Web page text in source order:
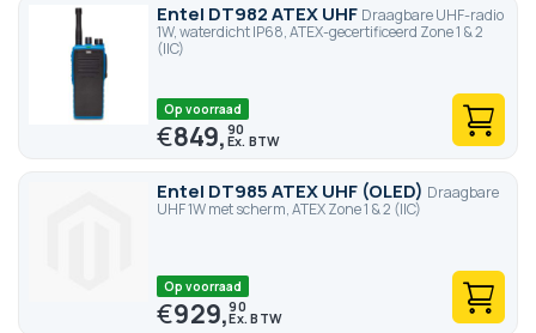
Entel DT982 ATEX UHF Draagbare UHF-radio
1W, waterdicht IP68, ATEX-gecertificeerd Zone 1 & 2
(IIC)
Op voorraad
€849,90
Entel DT985 ATEX UHF (OLED) Draagbare
UHF 1W met scherm, ATEX Zone 1 & 2 (IIC)
Op voorraad
€929,90